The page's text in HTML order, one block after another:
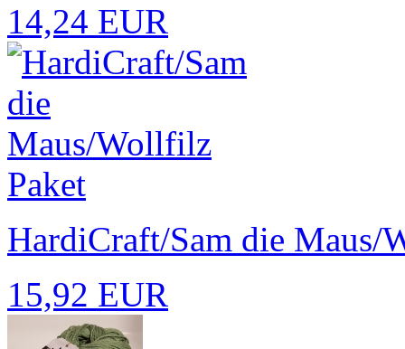
14,24 EUR
HardiCraft/Sam die Maus/
15,92 EUR